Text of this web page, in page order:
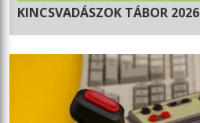
KINCSVADÁSZOK TÁBOR 2026